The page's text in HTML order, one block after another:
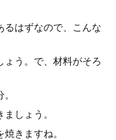
るはずなので、こんな
ょう。で、材料がそろ
しょう。
きますね。